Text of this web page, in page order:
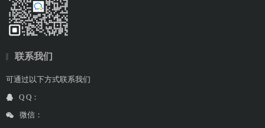
联系我们
可通过以下方式联系我们
Q Q：
微信：